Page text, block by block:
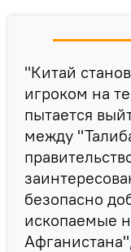
"Китай
игроком на
пытается
между
безопасно
ископаемые